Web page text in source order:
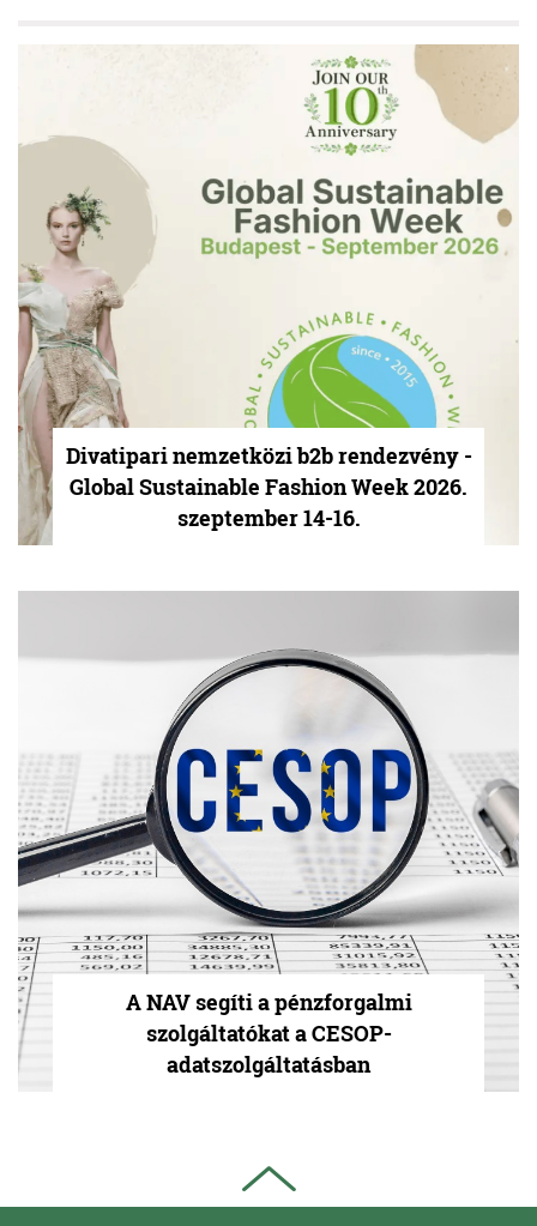
Divatipari nemzetközi b2b rendezvény -
Global Sustainable Fashion Week 2026.
szeptember 14-16.
A NAV segíti a pénzforgalmi
szolgáltatókat a CESOP-
adatszolgáltatásban